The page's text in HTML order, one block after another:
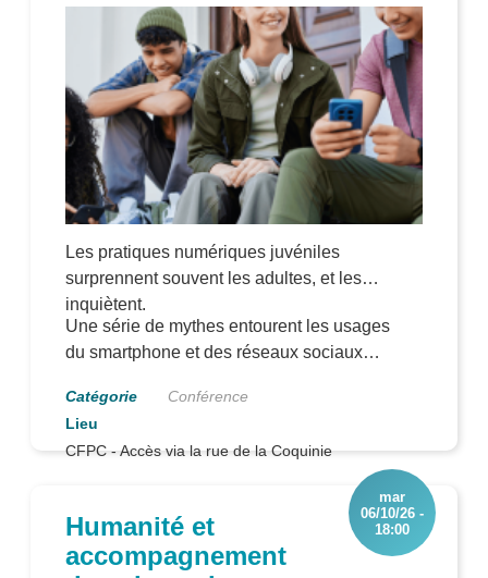
Les pratiques numériques juvéniles
surprennent souvent les adultes, et les
inquiètent.
Une série de mythes entourent les usages
du smartphone et des réseaux sociaux
vraiment ? Quel est le point de vue
adolescent sur ces questions ? Comment
gérer cela en contexte familial ?
Conférence
CFPC - Accès via la rue de la Coquinie
Humanité et
accompagnement
mar
06/10/26 -
18:00